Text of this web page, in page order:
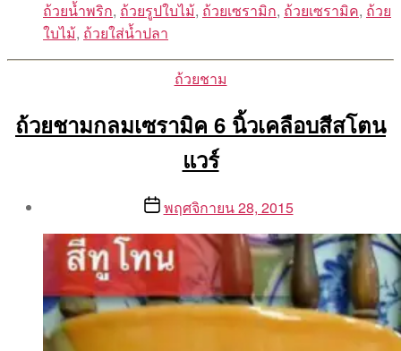
ถ้วยน้ำพริก, ถ้วยรูปใบไม้, ถ้วยเซรามิก, ถ้วยเซรามิค, ถ้วย
ใบไม้, ถ้วยใส่น้ำปลา
Categories
ถ้วยชาม
ถ้วยชามกลมเซรามิค 6 นิ้วเคลือบสีสโตน
แวร์
By
Aea
Postพฤศจิกายน 28, 2015